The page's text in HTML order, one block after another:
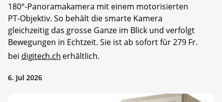
180°-Panoramakamera mit einem motorisierten
PT-Objektiv. So behält die smarte Kamera
gleichzeitig das grosse Ganze im Blick und verfolgt
Bewegungen in Echtzeit. Sie ist ab sofort für 279 Fr.
bei digitech.ch erhältlich.
6. Jul 2026